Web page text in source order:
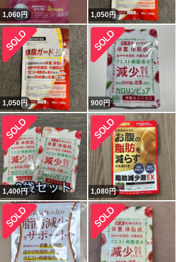
1,060円 1,050円
1,050円 900円
1,400円 1,080円